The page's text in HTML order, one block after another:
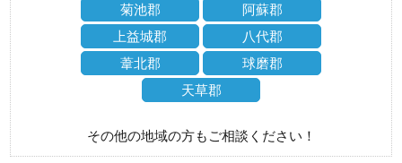
菊池郡
阿蘇郡
上益城郡
八代郡
葦北郡
球磨郡
天草郡
その他の地域の方もご相談ください！